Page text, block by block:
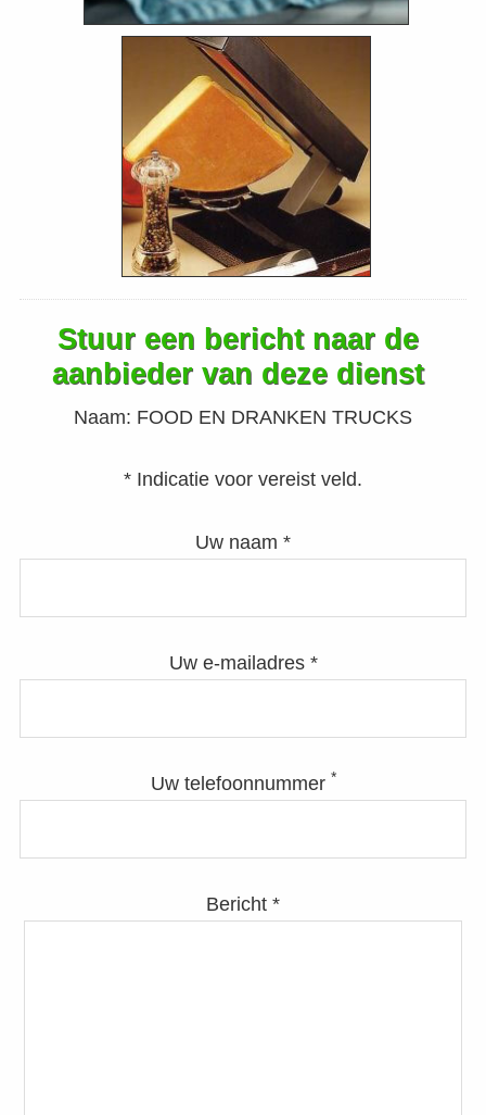
Stuur een bericht naar de
aanbieder van deze dienst
Naam: FOOD EN DRANKEN TRUCKS
* Indicatie voor vereist veld.
Uw naam *
Uw e-mailadres *
Uw telefoonnummer *
Bericht *